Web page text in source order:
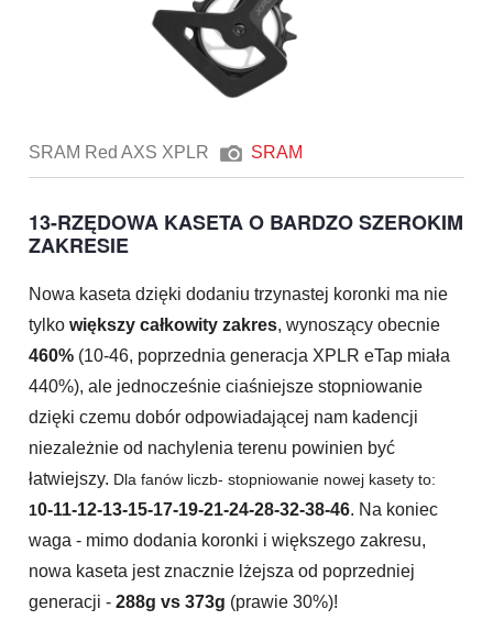
SRAM Red AXS XPLR SRAM
13-RZĘDOWA KASETA O BARDZO SZEROKIM
ZAKRESIE
Nowa kaseta dzięki dodaniu trzynastej koronki ma nie
tylkowiększy całkowity zakres, wynoszący obecnie
460% (10-46, poprzednia generacja XPLR eTap miała
440%), ale jednocześnie ciaśniejsze stopniowanie
dzięki czemu dobór odpowiadającej nam kadencji
niezależnie od nachylenia terenu powinien być
łatwiejszy. Dla fanów liczb- stopniowanie nowej kasety to:
10-11-12-13-15-17-19-21-24-28-32-38-46. Na koniec
waga - mimo dodania koronki i większego zakresu,
nowa kaseta jest znacznie lżejsza od poprzedniej
generacji -288g vs 373g (prawie 30%)!